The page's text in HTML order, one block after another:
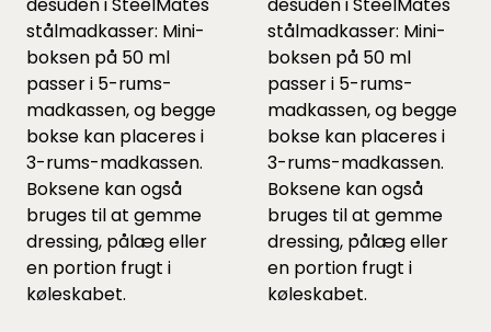
stålmadkasser: Mini-
boksen på 50 ml
passer i 5-rums-
madkassen, og begge
bokse kan placeres i
3-rums-madkassen.
Boksene kan også
bruges til at gemme
dressing, pålæg eller
en portion frugt i
køleskabet.
stålmadkasser: Mini-
boksen på 50 ml
passer i 5-rums-
madkassen, og begge
bokse kan placeres i
3-rums-madkassen.
Boksene kan også
bruges til at gemme
dressing, pålæg eller
en portion frugt i
køleskabet.